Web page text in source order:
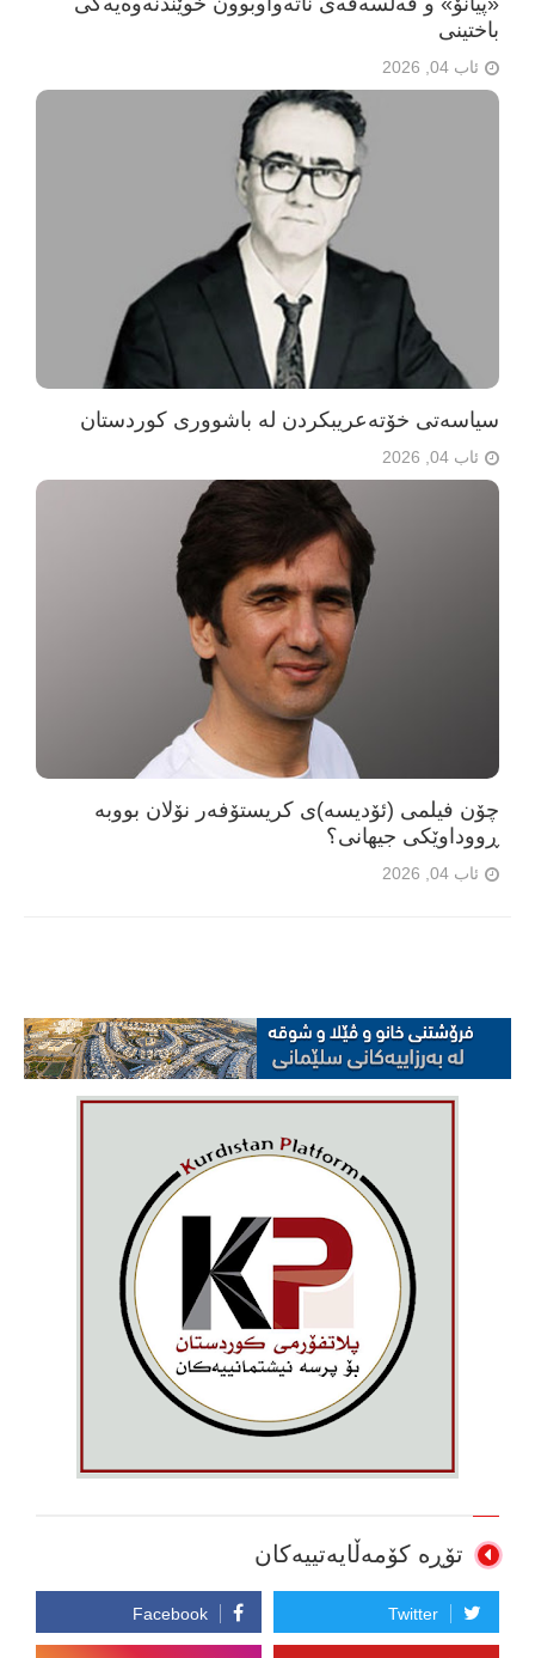
باختینی
ئاب 04, 2026
سیاسەتی خۆتەعریبکردن لە باشووری کوردستان
ئاب 04, 2026
چۆن فیلمی (ئۆدیسە)ی کریستۆفەر نۆلان بووبە
ڕووداوێکی جیهانی؟
ئاب 04, 2026
تۆڕە کۆمەڵایەتییەکان